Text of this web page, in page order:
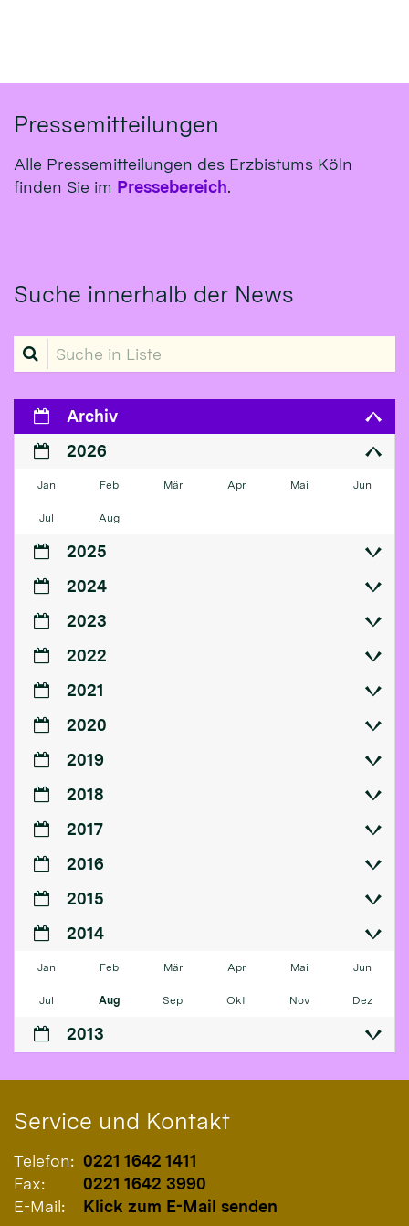
Pressemitteilungen
Alle Pressemitteilungen des Erzbistums Köln
finden Sie im Pressebereich.
Suche innerhalb der News
Suche in Liste
Archiv
2026
Jan Feb Mär Apr Mai Jun
Jul Aug
2025
2024
2023
2022
2021
2020
2019
2018
2017
2016
2015
2014
Jan Feb Mär Apr Mai Jun
Jul Aug Sep Okt Nov Dez
2013
Service und Kontakt
Telefon: 0221 1642 1411
Fax:
0221 1642 3990
E-Mail:
Klick zum E-Mail senden